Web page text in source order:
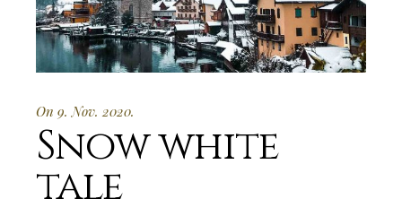
On 9. Nov. 2020.
Snow white
tale